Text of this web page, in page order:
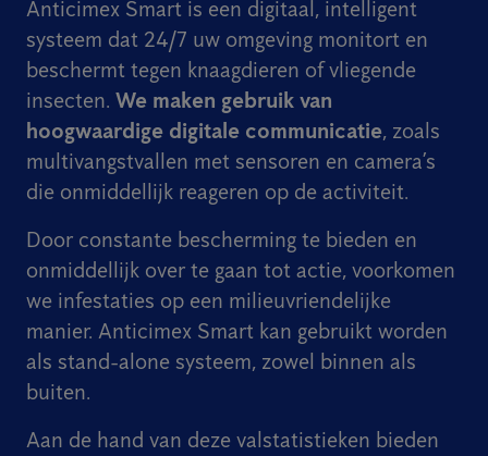
Anticimex Smart is een digitaal, intelligent
systeem dat 24/7 uw omgeving monitort en
beschermt tegen knaagdieren of vliegende
insecten. We maken gebruik van
hoogwaardige digitale communicatie, zoals
multivangstvallen met sensoren en camera’s
die onmiddellijk reageren op de activiteit.
Door constante bescherming te bieden en
onmiddellijk over te gaan tot actie, voorkomen
we infestaties op een milieuvriendelijke
manier. Anticimex Smart kan gebruikt worden
als stand-alone systeem, zowel binnen als
buiten.
Aan de hand van deze valstatistieken bieden